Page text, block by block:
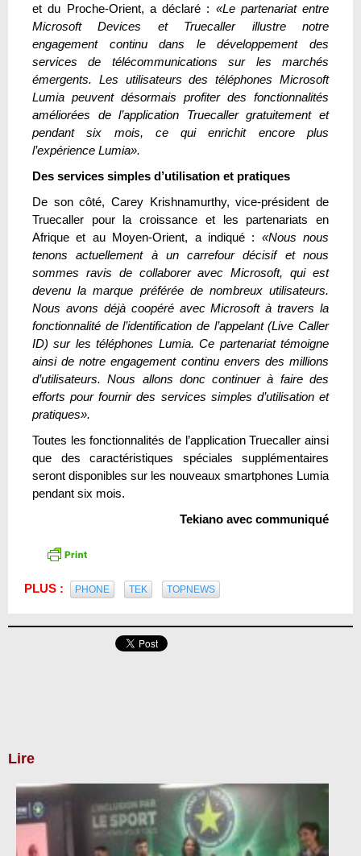
et du Proche-Orient, a déclaré : «Le partenariat entre
Microsoft Devices et Truecaller illustre notre
engagement continu dans le développement des
services de télécommunications sur les marchés
émergents. Les utilisateurs des téléphones Microsoft
Lumia peuvent désormais profiter des fonctionnalités
améliorées de l’application Truecaller gratuitement et
pendant six mois, ce qui enrichit encore plus
l’expérience Lumia».
Des services simples d’utilisation et pratiques
De son côté, Carey Krishnamurthy, vice-président de
Truecaller pour la croissance et les partenariats en
Afrique et au Moyen-Orient, a indiqué : «Nous nous
tenons actuellement à un carrefour décisif et nous
sommes ravis de collaborer avec Microsoft, qui est
devenu la marque préférée de nombreux utilisateurs.
Nous avons déjà coopéré avec Microsoft à travers la
fonctionnalité de l’identification de l’appelant (Live Caller
ID) sur les téléphones Lumia. Ce partenariat témoigne
ainsi de notre engagement continu envers des millions
d’utilisateurs. Nous allons donc continuer à faire des
efforts pour fournir des services simples d’utilisation et
pratiques».
Toutes les fonctionnalités de l’application Truecaller ainsi
que des caractéristiques spéciales supplémentaires
seront disponibles sur les nouveaux smartphones Lumia
pendant six mois.
Tekiano avec communiqué
PLUS : PHONE TEK TOPNEWS
Lire